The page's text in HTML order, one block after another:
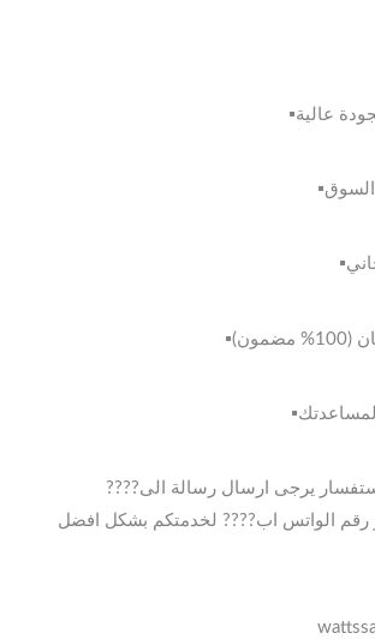
لمساعدتك
????لطلب المنتج او الاستفسار يرجى ارسال رسالة الى
رقم الواتس اب???? لخدمتكم بشكل افضل